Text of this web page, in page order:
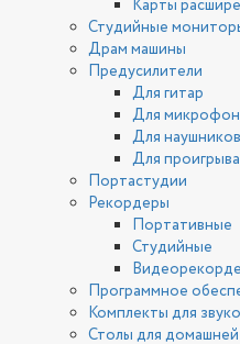
Карты
Студийные
Драм машины
Предусилители
Для гитар
Для
Для наушников
Для
Портастудии
Рекордеры
Портативные
Студийные
Программное
Комплекты для
Столы для